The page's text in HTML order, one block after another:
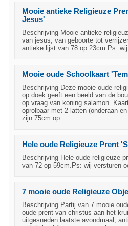
Mooie antieke Religieuze
Jesus'
Beschrijving Mooie antieke
van jesus; van geboorte tot
antieke lijst van 78 op 23cm.Ps:
Mooie oude Schoolkaart
Beschrijving Deze mooie oude
op doek geeft een beeld van de
op vraag van koning salamon.
oprolbaar met 2 latten (onderaan
zijn 75cm op
Hele oude Religieuze Prent
Beschrijving Hele oude religieuze
van 72 op 59cm.Ps: wij versturen
7 mooie oude Religieuze
Beschrijving Partij van 7 mooie
oude prent van christus aan het
uitgesneden laatste avondmaal,